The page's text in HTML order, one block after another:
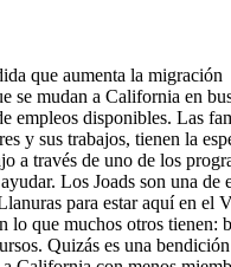
que aumenta la migración
se mudan a California en
empleos disponibles. Las
y sus trabajos, tienen la
a través de uno de los
Los Joads son una de
para estar aquí en el
lo que muchos otros tienen:
Quizás es una